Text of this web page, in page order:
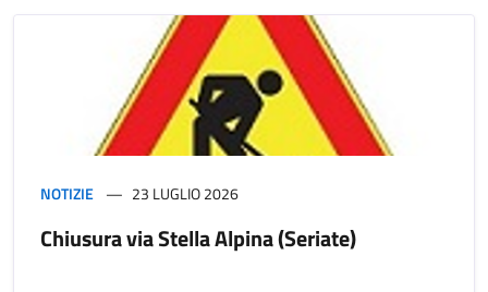
NOTIZIE 23 LUGLIO 2026
Chiusura via Stella Alpina (Seriate)